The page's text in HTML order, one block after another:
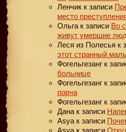
Ленчик к записи
место
Ольга к записи Во
живут умершие
Леся из Полесья к
этот странный
Фогельгезанг к
больнице
Фогельгезанг к
порча
Фогельгезанг к
Дана к записи
Asya к записи
Asya к записи